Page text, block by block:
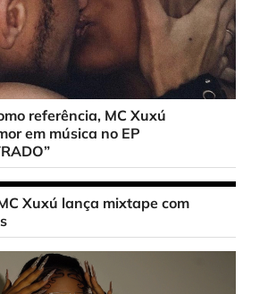
referência, MC Xuxú
em música no EP
Xuxú lança mixtape com